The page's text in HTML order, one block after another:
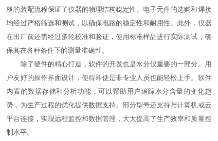
格的装配流程保证了仪器的物理结构稳定性。电子元件的选购和焊接
均经过严格筛选和测试，以确保电路的稳定性和耐用性。此外，仪器
在出厂前还需经过多轮校准和验证，使用标准样品进行实际测试，确
保其在各种条件下的测量准确性。
除了硬件的精心打造，软件的开发也是水分仪重要的一部分。用
户友好的操作界面设计，使得即使是非专业人员也能轻松上手。软件
内置的数据存储和分析功能，可以帮助用户追踪水分含量的变化趋
势，为生产过程的优化提供数据支持。部分型号还支持与计算机或云
平台连接，实现远程监控和数据管理，大大提高了生产效率和质量控
制水平。